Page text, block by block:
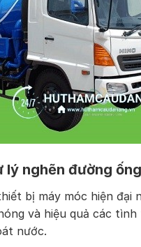
lý nghẽn đường ống
bị máy móc hiện đại
và hiệu quả các
nước.